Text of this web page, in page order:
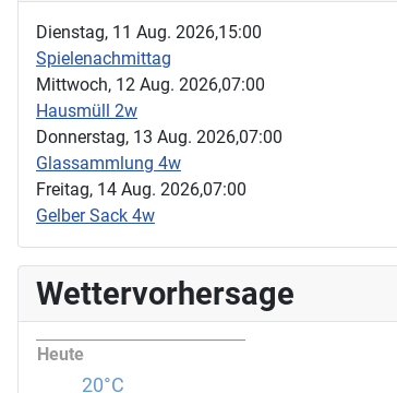
Dienstag, 11 Aug. 2026,15:00
Spielenachmittag
Mittwoch, 12 Aug. 2026,07:00
Hausmüll 2w
Donnerstag, 13 Aug. 2026,07:00
Glassammlung 4w
Freitag, 14 Aug. 2026,07:00
Gelber Sack 4w
Wettervorhersage
Heute
20°C